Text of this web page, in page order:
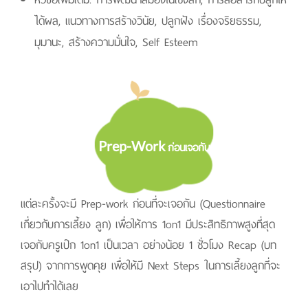
ได้ผล, แนวทางการสร้างวินัย, ปลูกฝัง เรื่องจริยธรรม,
มุมานะ, สร้างความมั่นใจ, Self Esteem
Prep-Work ก่อนเจอกัน
แต่ละครั้งจะมี Prep-work ก่อนที่จะเจอกัน (Questionnaire
เกี่ยวกับการเลี้ยง ลูก) เพื่อให้การ 1on1 มีประสิทธิภาพสูงที่สุด
เจอกับครูเป๊ก 1on1 เป็นเวลา อย่างน้อย 1 ชั่วโมง Recap (บท
สรุป) จากการพูดคุย เพื่อให้มี Next Steps ในการเลี้ยงลูกที่จะ
เอาไปทําได้เลย